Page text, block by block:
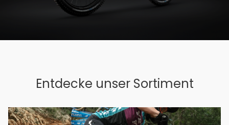
Entdecke unser Sortiment